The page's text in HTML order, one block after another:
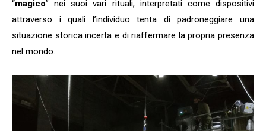
“magico” nei suoi vari rituali, interpretati come dispositivi
attraverso i quali l’individuo tenta di padroneggiare una
situazione storica incerta e di riaffermare la propria presenza
nel mondo.